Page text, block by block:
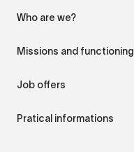
Who are we?
Missions and functioning
Job offers
Pratical informations